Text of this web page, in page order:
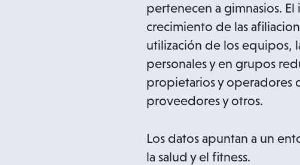
pertenecen a gimnasios.
crecimiento de las
utilización de los equipos,
personales y en grupos
propietarios y operadores
proveedores y otros.
Los datos apuntan a un
la salud y el fitness.